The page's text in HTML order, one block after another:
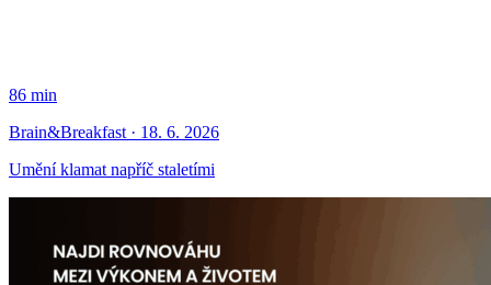
86 min
Brain&Breakfast · 18. 6. 2026
Umění klamat napříč staletími